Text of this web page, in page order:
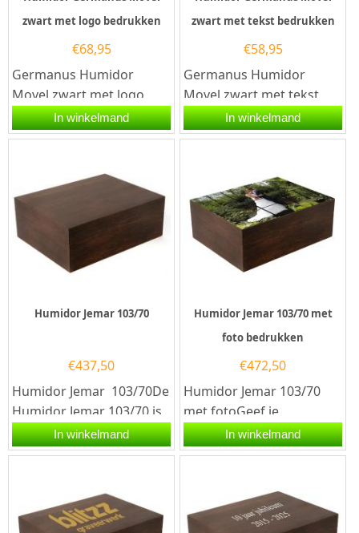
zwart met logo bedrukken
€68,95
Germanus Humidor
Movel zwart met logo
bedrukkenZoek je een
uniek zakelijk geschenk
In winkelmand
zwart met tekst bedrukken
€58,95
Germanus Humidor
Movel zwart met tekst
bedrukkenBen je op zoek
naar een origineel
In winkelmand
Humidor Jemar 103/70
€437,50
Humidor Jemar 103/70De
Humidor Jemar 103/70 is
de perfecte keuze voor
elke sigarenliefhebber...
In winkelmand
Humidor Jemar 103/70 met
foto bedrukken
€472,50
Humidor Jemar 103/70
met fotoGeef je
sigarencollectie een
persoonlijk en stijlvol
In winkelmand